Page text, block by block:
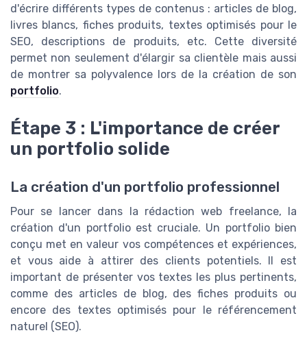
d'écrire différents types de contenus : articles de blog,
livres blancs, fiches produits, textes optimisés pour le
SEO, descriptions de produits, etc. Cette diversité
permet non seulement d'élargir sa clientèle mais aussi
de montrer sa polyvalence lors de la création de son
portfolio.
Étape 3 : L'importance de créer
un portfolio solide
La création d'un portfolio professionnel
Pour se lancer dans la rédaction web freelance, la
création d'un portfolio est cruciale. Un portfolio bien
conçu met en valeur vos compétences et expériences,
et vous aide à attirer des clients potentiels. Il est
important de présenter vos textes les plus pertinents,
comme des articles de blog, des fiches produits ou
encore des textes optimisés pour le référencement
naturel (SEO).